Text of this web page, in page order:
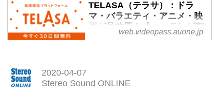
TELASA（テラサ）：ドラ
マ・バラエティ・アニメ・映
画が見放題！【au・テレビ朝
日公式】旧ビデオパス
web.videopass.auone.jp
2020-04-07
Stereo Sound ONLINE